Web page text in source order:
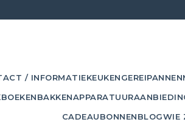
/ INFORMATIEKEUKENGEREIPANNEN
BAKKENAPPARATUUR
CADEAUBONNENBLOGWIE